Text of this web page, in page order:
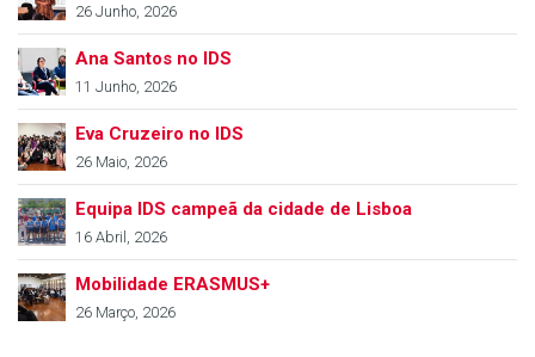
26 Junho, 2026
Ana Santos no IDS
11 Junho, 2026
Eva Cruzeiro no IDS
26 Maio, 2026
Equipa IDS campeã da cidade de Lisboa
16 Abril, 2026
Mobilidade ERASMUS+
26 Março, 2026